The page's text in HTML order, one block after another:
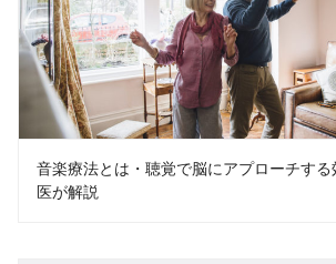
音楽療法とは・聴覚で脳にアプローチする
医が解説